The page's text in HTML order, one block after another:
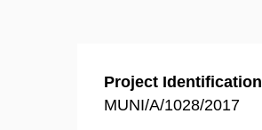
Project Identification
MUNI/A/1028/2017